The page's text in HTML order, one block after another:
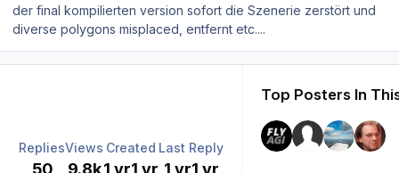
der final kompilierten version sofort die Szenerie zerstört und
diverse polygons misplaced, entfernt etc....
Replies
50
Views
9.8k
Created
1 yr1 yr
Last Reply
1 yr1 yr
Top Posters In